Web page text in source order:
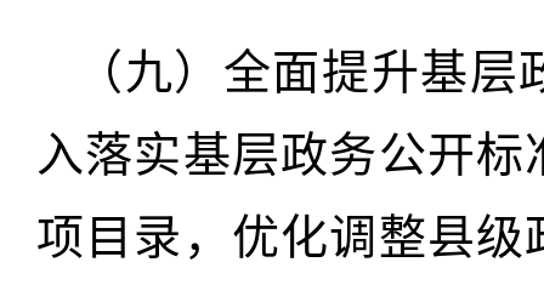
（九）全面提升基
入落实基层政务公开
项目录，优化调整县